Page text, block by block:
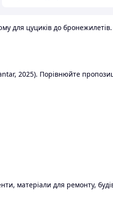
цуциків до бронежилетів.
2025). Порівнюйте
матеріали для ремонту,